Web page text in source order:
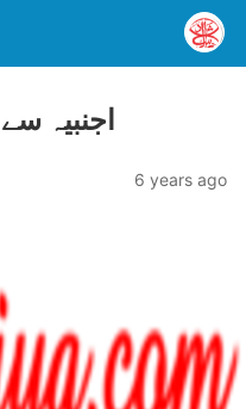
اجنبیہ
6 years ago